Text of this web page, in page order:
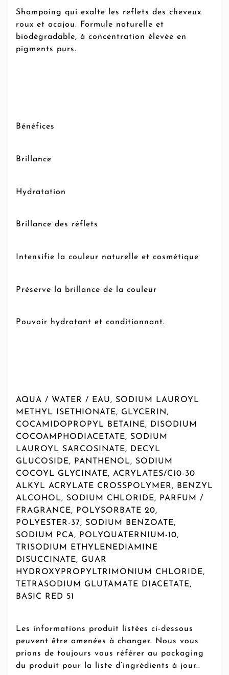
Shampoing qui exalte les reflets des cheveux
roux et acajou. Formule naturelle et
biodégradable, à concentration élevée en
pigments purs.
Bénéfices
Brillance
Hydratation
Brillance des réflets
Intensifie la couleur naturelle et cosmétique
Préserve la brillance de la couleur
Pouvoir hydratant et conditionnant.
AQUA / WATER / EAU, SODIUM LAUROYL
METHYL ISETHIONATE, GLYCERIN,
COCAMIDOPROPYL BETAINE, DISODIUM
COCOAMPHODIACETATE, SODIUM
LAUROYL SARCOSINATE, DECYL
GLUCOSIDE, PANTHENOL, SODIUM
COCOYL GLYCINATE, ACRYLATES/C10-30
ALKYL ACRYLATE CROSSPOLYMER, BENZYL
ALCOHOL, SODIUM CHLORIDE, PARFUM /
FRAGRANCE, POLYSORBATE 20,
POLYESTER-37, SODIUM BENZOATE,
SODIUM PCA, POLYQUATERNIUM-10,
TRISODIUM ETHYLENEDIAMINE
DISUCCINATE, GUAR
HYDROXYPROPYLTRIMONIUM CHLORIDE,
TETRASODIUM GLUTAMATE DIACETATE,
BASIC RED 51
Les informations produit listées ci-dessous
peuvent être amenées à changer. Nous vous
prions de toujours vous référer au packaging
du produit pour la liste d’ingrédients à jour..